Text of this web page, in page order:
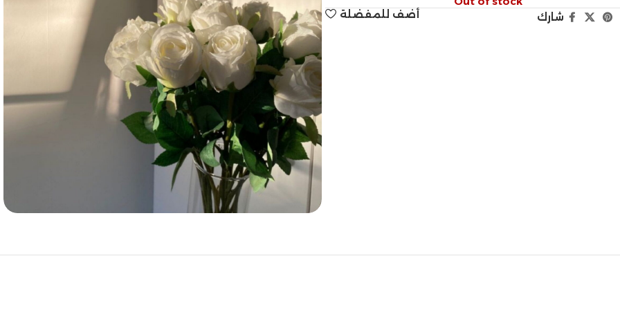
أضف للمفضلة
شارك